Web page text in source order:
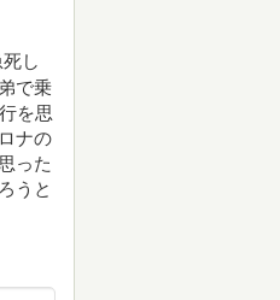
し
で乗
を思
ナの
った
うと